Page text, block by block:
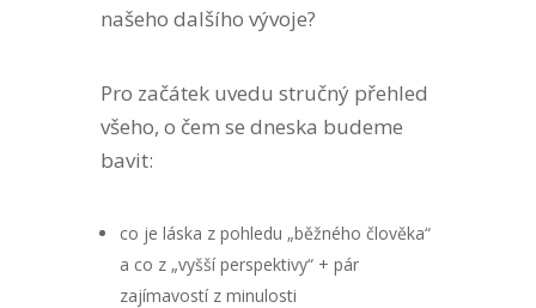
našeho dalšího vývoje?
Pro začátek uvedu stručný přehled
všeho, o čem se dneska budeme
bavit:
co je láska z pohledu „běžného člověka“
a co z „vyšší perspektivy“ + pár
zajímavostí z minulosti